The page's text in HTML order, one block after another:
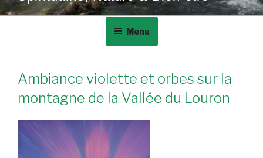
Menu
Ambiance violette et orbes sur la
montagne de la Vallée du Louron